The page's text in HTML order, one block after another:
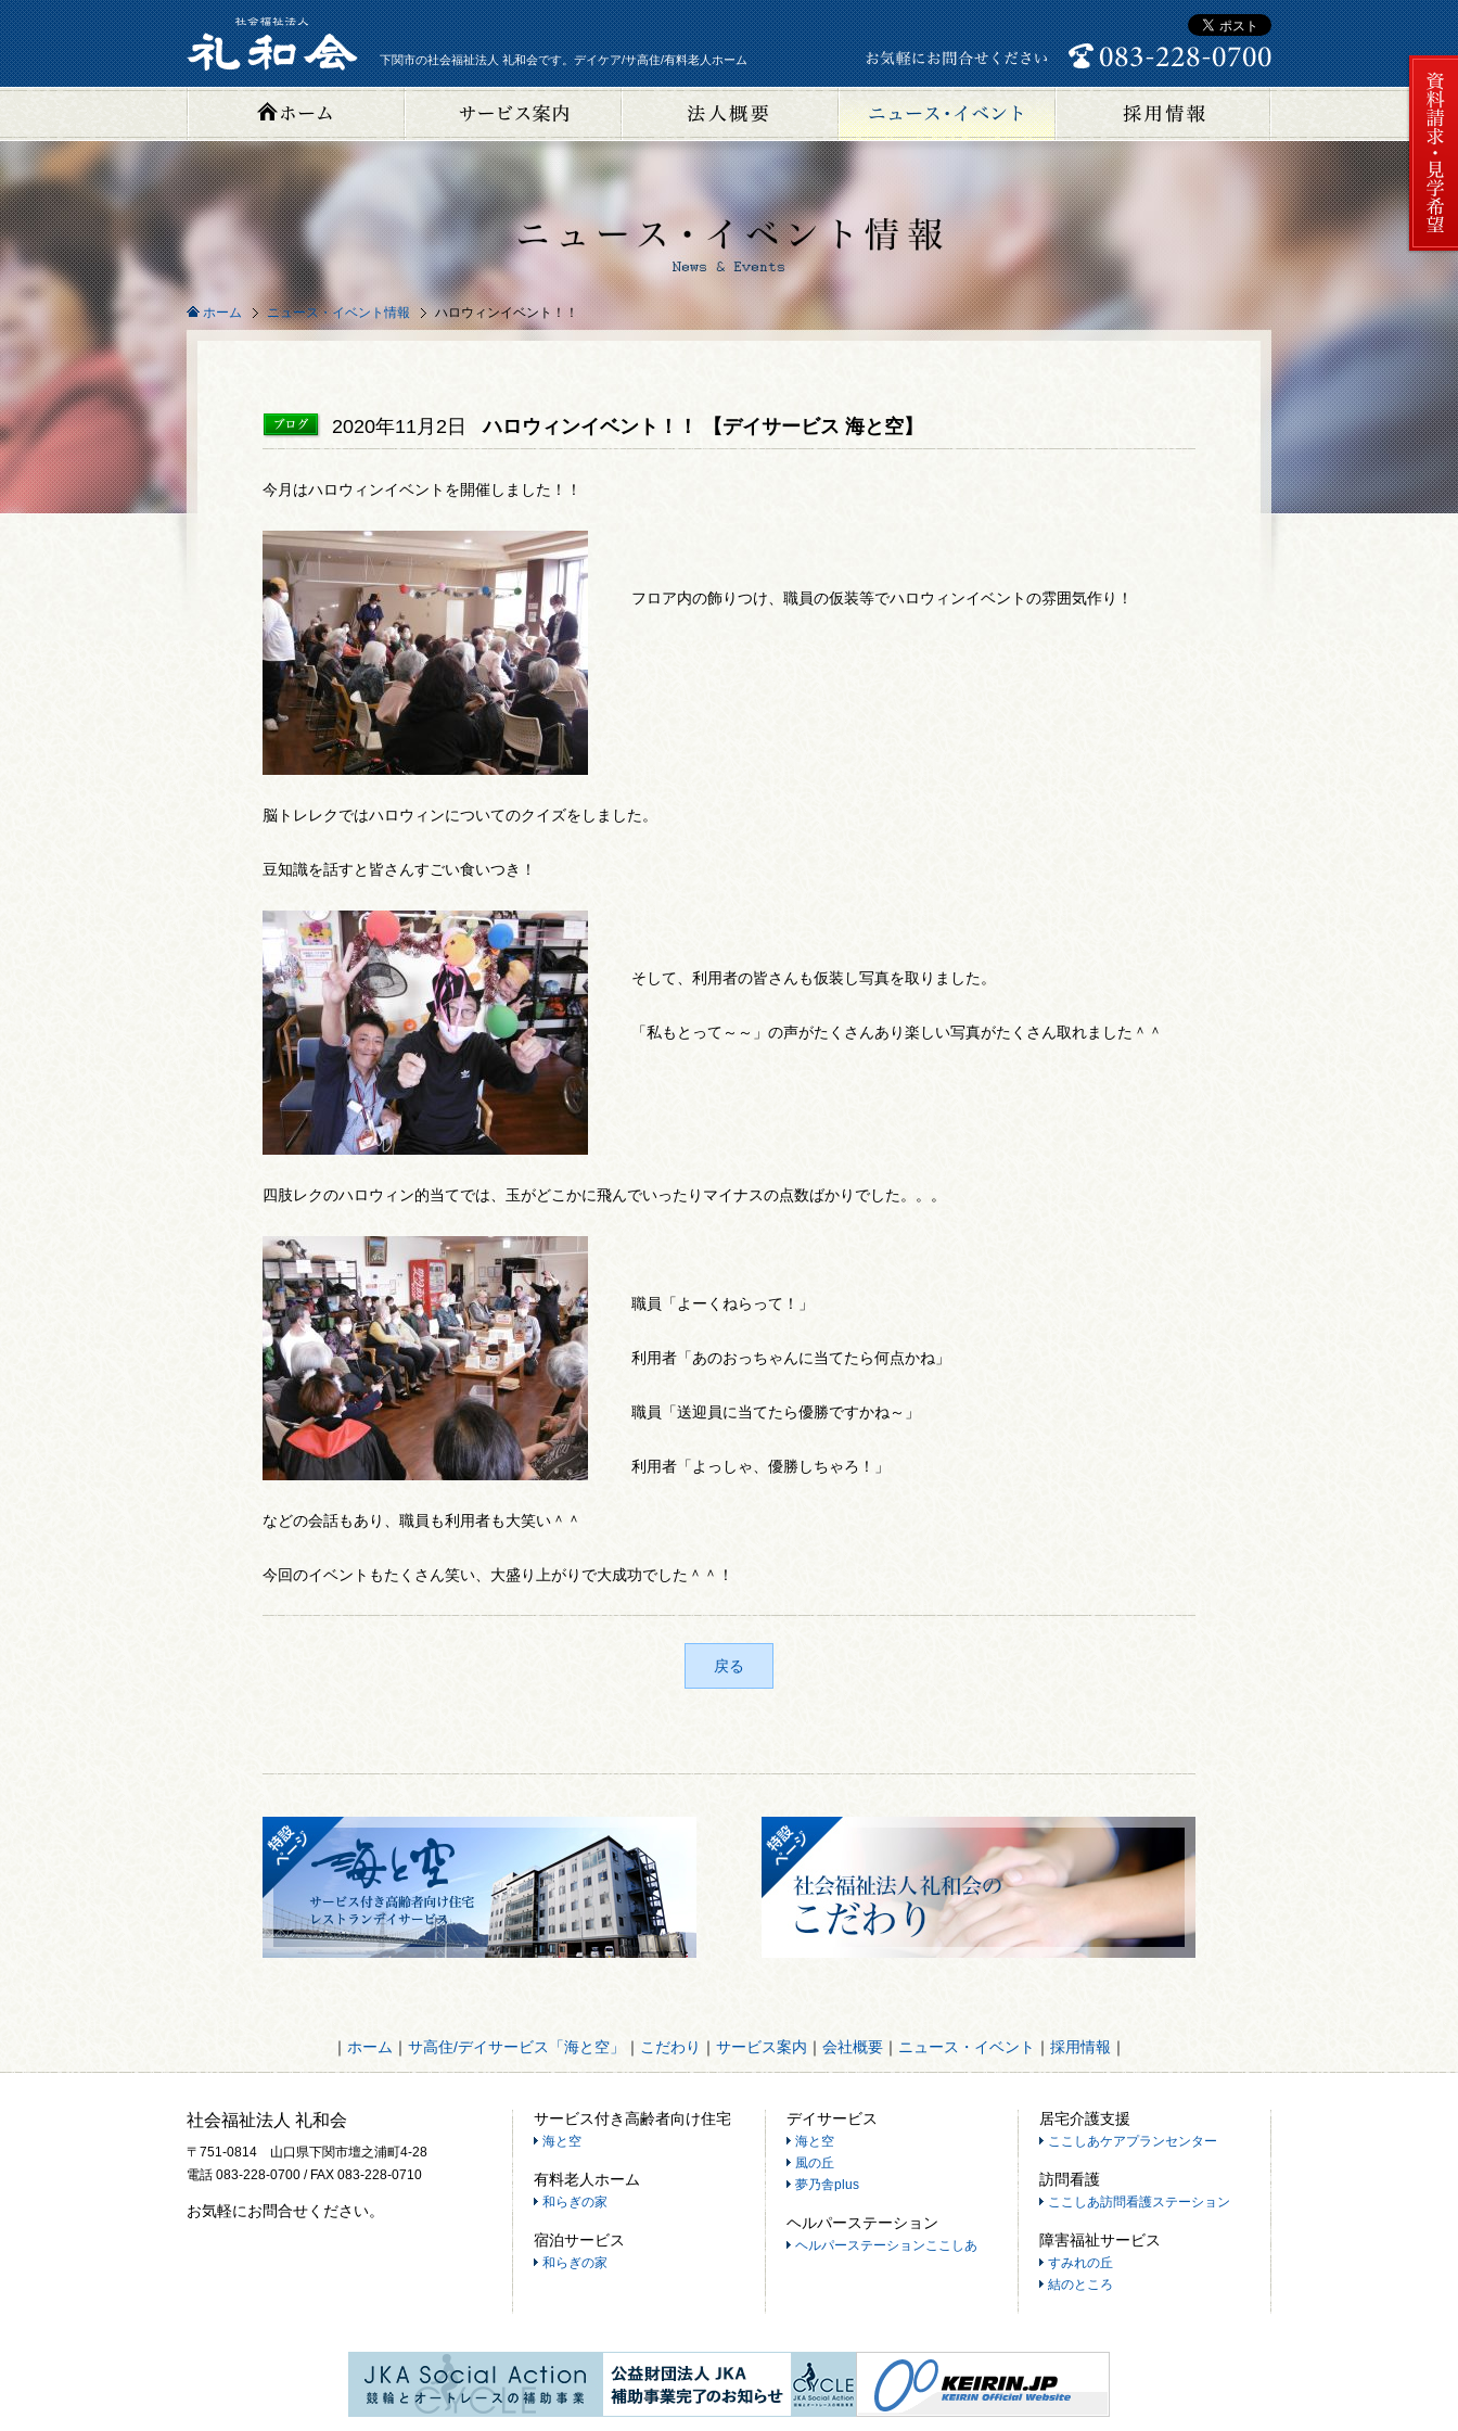
下関市の社会福祉法人 礼和会です。デイケア/サ高住/有料老人ホーム
ホーム ニュース・イベント情報 ハロウィンイベント！！
2020年11月2日 ハロウィンイベント！！ 【デイサービス 海と空】
今月はハロウィンイベントを開催しました！！
フロア内の飾りつけ、職員の仮装等でハロウィンイベントの雰囲気作り！
脳トレレクではハロウィンについてのクイズをしました。
豆知識を話すと皆さんすごい食いつき！
そして、利用者の皆さんも仮装し写真を取りました。
「私もとって～～」の声がたくさんあり楽しい写真がたくさん取れました＾＾
四肢レクのハロウィン的当てでは、玉がどこかに飛んでいったりマイナスの点数ばかりでした。。。
職員「よーくねらって！」
利用者「あのおっちゃんに当てたら何点かね」
職員「送迎員に当てたら優勝ですかね～」
利用者「よっしゃ、優勝しちゃろ！」
などの会話もあり、職員も利用者も大笑い＾＾
今回のイベントもたくさん笑い、大盛り上がりで大成功でした＾＾！
戻る
｜ ホーム ｜ サ高住/デイサービス「海と空」 ｜ こだわり ｜ サービス案内 ｜ 会社概要 ｜ ニュース・イベント ｜ 採用情報 ｜
社会福祉法人 礼和会
〒751-0814 山口県下関市壇之浦町4-28
電話 083-228-0700 / FAX 083-228-0710
お気軽にお問合せください。
サービス付き高齢者向け住宅
海と空
有料老人ホーム
和らぎの家
宿泊サービス
和らぎの家
デイサービス
海と空
風の丘
夢乃舎plus
ヘルパーステーション
ヘルパーステーションここしあ
居宅介護支援
ここしあケアプランセンター
訪問看護
ここしあ訪問看護ステーション
障害福祉サービス
すみれの丘
結のところ